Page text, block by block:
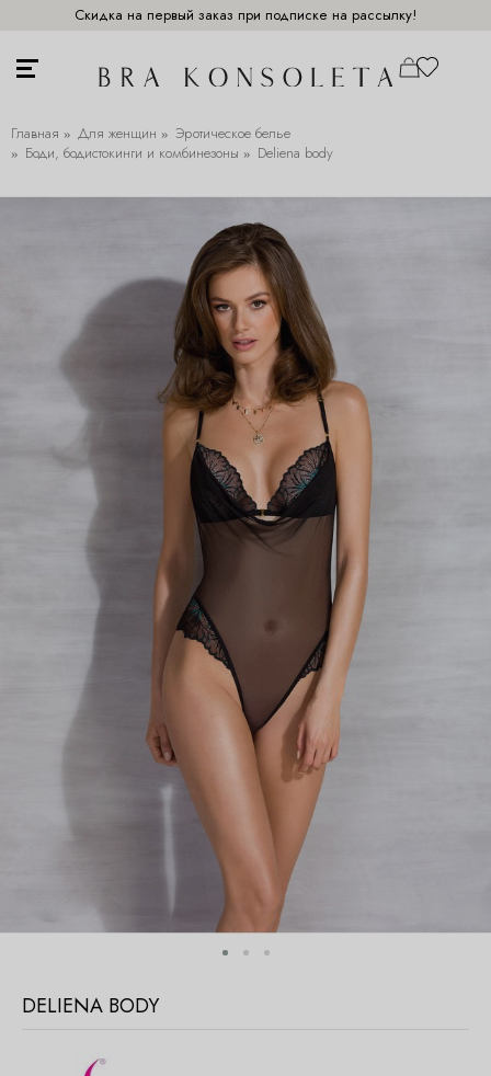
Скидка на первый заказ при подписке на рассылку!
Главная Для женщин
Эротическое белье
Боди, бодистокинги и комбинезоны
Deliena body
DELIENA BODY